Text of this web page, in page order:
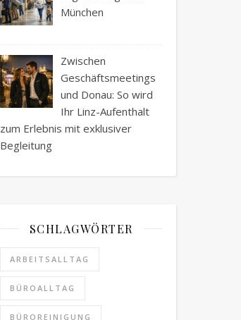
München
Zwischen
Geschäftsmeetings
und Donau: So wird
Ihr Linz-Aufenthalt
zum Erlebnis mit exklusiver
Begleitung
SCHLAGWÖRTER
ARBEITSALLTAG
BÜROALLTAG
BÜROREINIGUNG